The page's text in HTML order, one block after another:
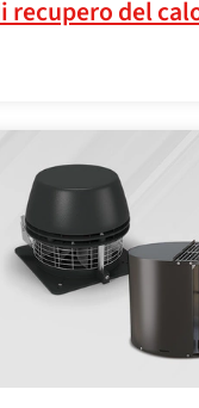
recupero del